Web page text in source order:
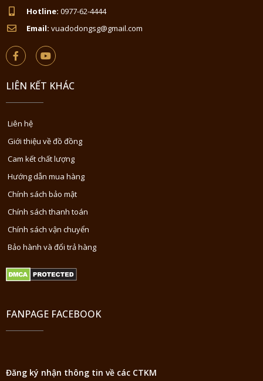
Hotline: 0977-62-4444
Email: vuadodongsg@gmail.com
LIÊN KẾT KHÁC
Liên hệ
Giới thiệu về đồ đồng
Cam kết chất lượng
Hướng dẫn mua hàng
Chính sách bảo mật
Chính sách thanh toán
Chính sách vận chuyển
Bảo hành và đổi trả hàng
FANPAGE FACEBOOK
Đăng ký nhận thông tin về các CTKM